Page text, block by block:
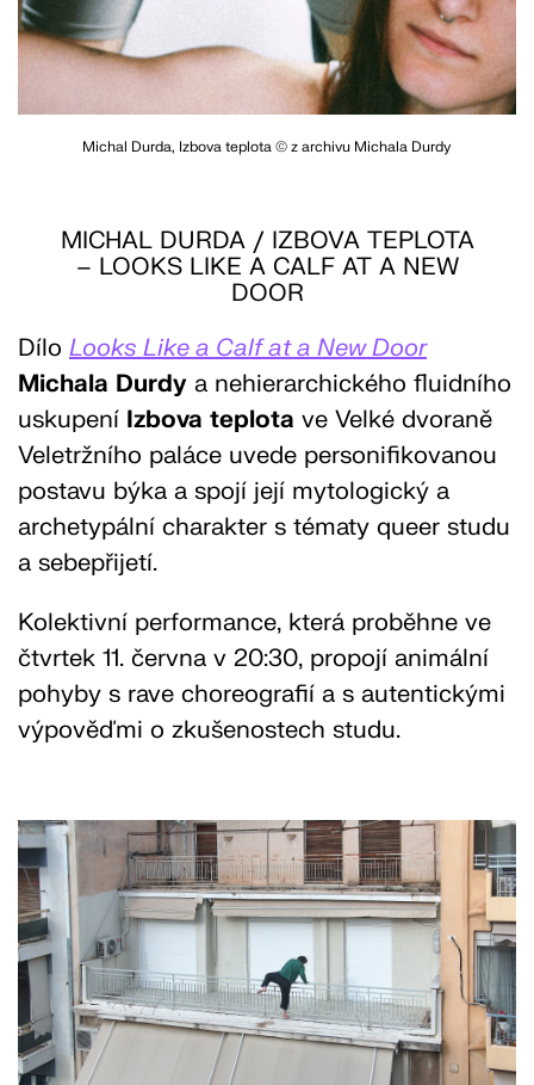
Michal Durda, Izbova teplota © z archivu Michala Durdy
MICHAL DURDA / IZBOVA TEPLOTA
– LOOKS LIKE A CALF AT A NEW
DOOR
Dílo Looks Like a Calf at a New Door
Michala Durdy a nehierarchického fluidního
uskupení Izbova teplota ve Velké dvoraně
Veletržního paláce uvede personifikovanou
postavu býka a spojí její mytologický a
archetypální charakter s tématy queer studu
a sebepřijetí.
Kolektivní performance, která proběhne ve
čtvrtek 11. června v 20:30, propojí animální
pohyby s rave choreografií a s autentickými
výpověďmi o zkušenostech studu.